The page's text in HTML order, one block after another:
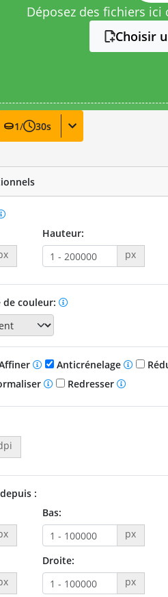
Déposez des fichiers
Choisir
1/ 30s
Hauteur:
px
couleur:
Anticrénelage
Redresser
:
Bas:
px
Droite:
px